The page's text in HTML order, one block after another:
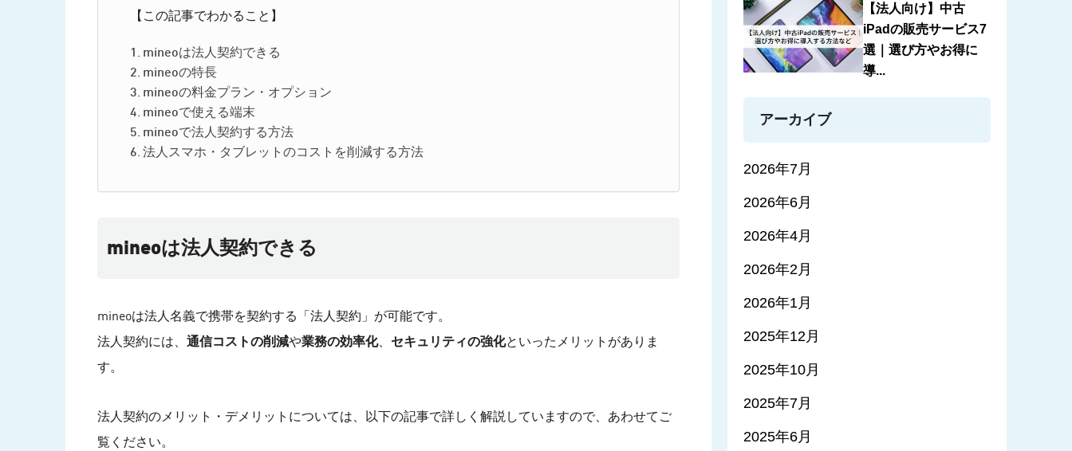
【この記事でわかること】
mineoは法人契約できる
mineoの特長
mineoの料金プラン・オプション
mineoで使える端末
mineoで法人契約する方法
法人スマホ・タブレットのコストを削減する方法
mineoは法人契約できる
mineoは法人名義で携帯を契約する「法人契約」が可能です。
法人契約には、 通信コストの削減や業務の効率化、 セキュリティの強化といったメリットがありま
す。
法人契約のメリット・デメリットについては、以下の記事で詳しく解説していますので、あわせてご
覧ください。
【法人向け】中古
iPadの販売サービス7
選｜選び方やお得に
導...
アーカイブ
2026年7月
2026年6月
2026年4月
2026年2月
2026年1月
2025年12月
2025年10月
2025年7月
2025年6月